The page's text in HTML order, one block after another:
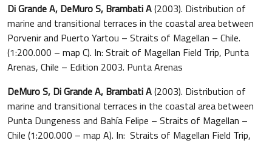
Di Grande A, DeMuro S, Brambati A(2003). Distribution of
marine and transitional terraces in the coastal area between
Porvenir and Puerto Yartou – Straits of Magellan – Chile.
(1:200.000 – map C). In: Strait of Magellan Field Trip, Punta
Arenas, Chile – Edition 2003. Punta Arenas
DeMuro S, Di Grande A, Brambati A(2003). Distribution of
marine and transitional terraces in the coastal area between
Punta Dungeness and Bahía Felipe – Straits of Magellan –
Chile (1:200.000 – map A). In: Straits of Magellan Field Trip,